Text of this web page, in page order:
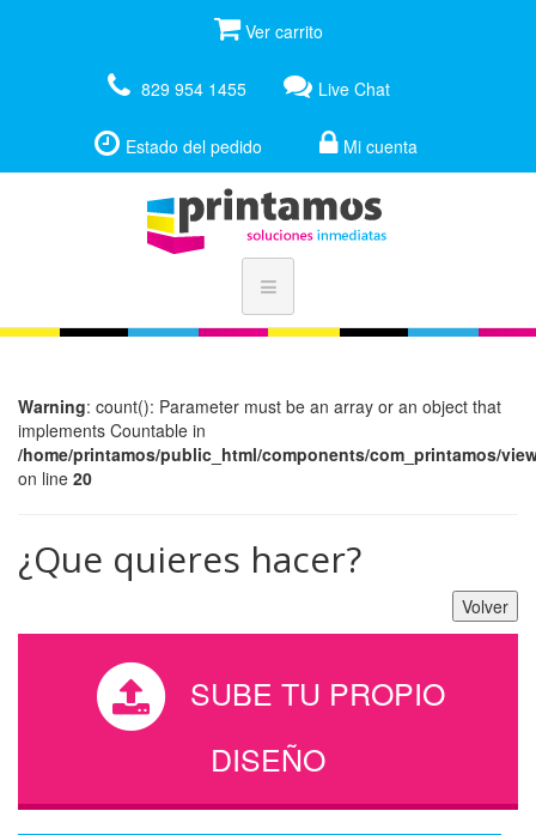
Ver carrito
829 954 1455 Live Chat
Estado del pedido Mi cuenta
Warning: count(): Parameter must be an array or an object that
implements Countable in
/home/printamos/public_html/components/com_printamos/
on line 20
¿Que quieres hacer?
Volver
DISEÑO